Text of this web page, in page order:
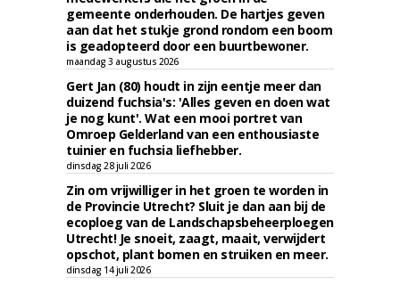
gemeente onderhouden. De hartjes geven
aan dat het stukje grond rondom een boom
is geadopteerd door een buurtbewoner.
maandag 3 augustus 2026
Gert Jan (80) houdt in zijn eentje meer dan
duizend fuchsia's: 'Alles geven en doen wat
je nog kunt'. Wat een mooi portret van
Omroep Gelderland van een enthousiaste
tuinier en fuchsia liefhebber.
dinsdag 28 juli 2026
Zin om vrijwilliger in het groen te worden in
de Provincie Utrecht? Sluit je dan aan bij de
ecoploeg van de Landschapsbeheerploegen
Utrecht! Je snoeit, zaagt, maait, verwijdert
opschot, plant bomen en struiken en meer.
dinsdag 14 juli 2026